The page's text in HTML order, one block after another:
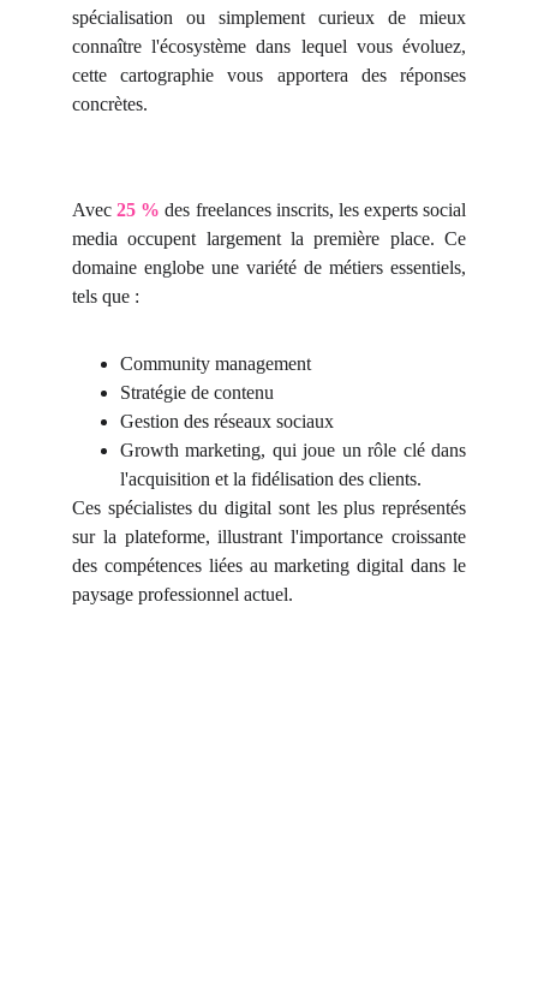
spécialisation ou simplement curieux de mieux
connaître l'écosystème dans lequel vous évoluez,
cette cartographie vous apportera des réponses
concrètes.
Avec25 % des freelances inscrits, les experts social
media occupent largement la première place. Ce
domaine englobe une variété de métiers essentiels,
tels que :
Community management
Stratégie de contenu
Gestion des réseaux sociaux
Growth marketing, qui joue un rôle clé dans
l'acquisition et la fidélisation des clients.
Ces spécialistes du digital sont les plus représentés
sur la plateforme, illustrant l'importance croissante
des compétences liées au marketing digital dans le
paysage professionnel actuel.